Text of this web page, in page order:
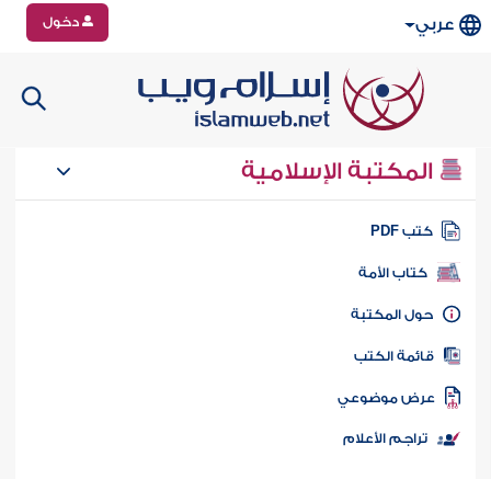
عربي دخول
المكتبة الإسلامية
كتب PDF
كتاب الأمة
المكتبة
الكتب
موضوعي